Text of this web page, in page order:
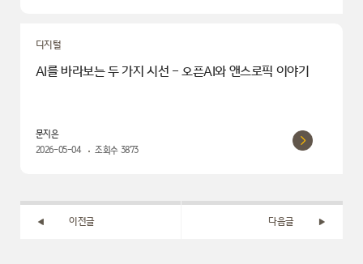
디지털
AI를 바라보는 두 가지 시선 - 오픈AI와 앤스로픽 이야기
문지은
2026-05-04
조회수 3873
이전글 다음글